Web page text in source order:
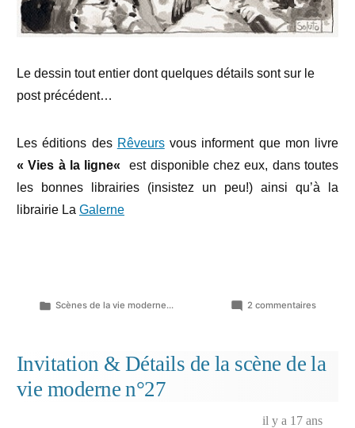
Le dessin tout entier dont quelques détails sont sur le
post précédent…
Les éditions des Rêveursvous informent que mon livre
«Vies à la ligne«
est disponible chez eux, dans toutes
les bonnes librairies (insistez un peu!) ainsi qu’à la
librairie La Galerne
Publié
Scènes de la vie moderne... 2 commentairessur
vie
Invitation & Détails de la scène de la
vie moderne n°27
il y a 17 ans